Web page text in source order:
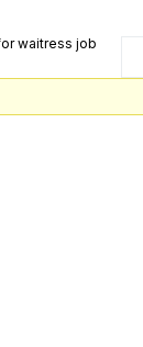
waitress job